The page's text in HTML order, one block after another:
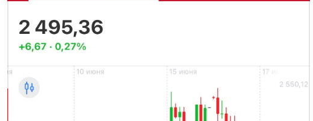
переобуваюсь и жду район 2350-2400 пт
А что вы думаете по рынку❓
Подпишись на меня,чтобы быть в курсе, когда я открываю новую